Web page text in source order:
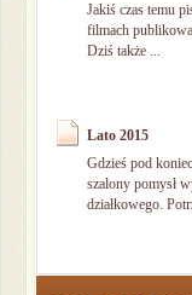
Jakiś czas temu
filmach
Dziś także ...
Lato 2015
Gdzieś pod
szalony pomysł
działkowego.